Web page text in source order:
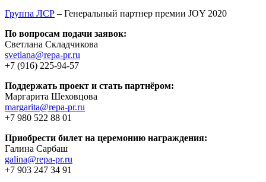
Группа ЛСР – Генеральный партнер премии JOY 2020
По вопросам подачи заявок:
Светлана Складчикова
svetlana@repa-pr.ru
+7 (916) 225-94-57
Поддержать проект и стать партнёром:
Маргарита Шеховцова
margarita@repa-pr.ru
+7 980 522 88 01
Приобрести билет на церемонию награждения:
Галина Сарбаш
galina@repa-pr.ru
+7 903 247 34 91